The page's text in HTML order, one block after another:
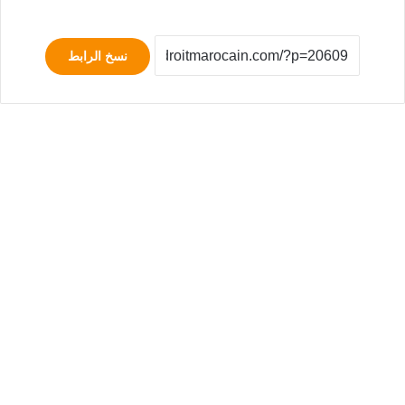
نسخ الرابط